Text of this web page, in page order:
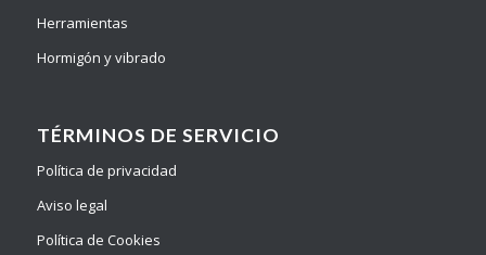
Herramientas
Hormigón y vibrado
TÉRMINOS DE SERVICIO
Política de privacidad
Aviso legal
Política de Cookies